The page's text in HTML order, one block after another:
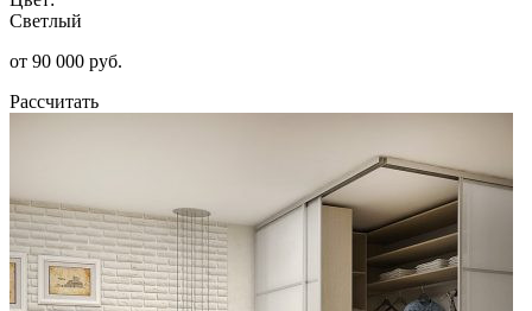
Светлый
от 90 000 руб.
Рассчитать